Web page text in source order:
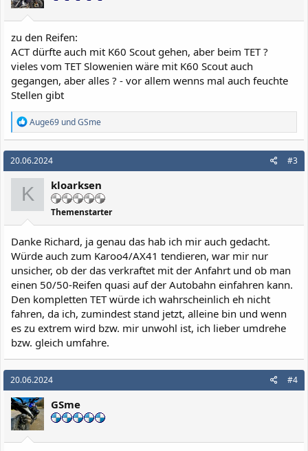
zu den Reifen:
ACT dürfte auch mit K60 Scout gehen, aber beim TET ?
vieles vom TET Slowenien wäre mit K60 Scout auch
gegangen, aber alles ? - vor allem wenns mal auch feuchte
Stellen gibt
R
e
a
k
t
i
o
n
e
n
Auge69 undGSme
20.06.2024 #3
K kloarksen
Themenstarter
Danke Richard, ja genau das hab ich mir auch gedacht.
Würde auch zum Karoo4/AX41 tendieren, war mir nur
unsicher, ob der das verkraftet mit der Anfahrt und ob man
einen 50/50-Reifen quasi auf der Autobahn einfahren kann.
Den kompletten TET würde ich wahrscheinlich eh nicht
fahren, da ich, zumindest stand jetzt, alleine bin und wenn
es zu extrem wird bzw. mir unwohl ist, ich lieber umdrehe
bzw. gleich umfahre.
20.06.2024 #4
GSme